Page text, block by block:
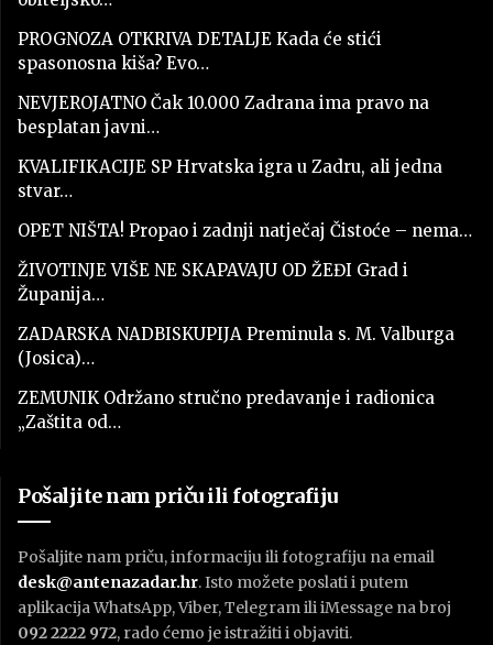
PROGNOZA OTKRIVA DETALJE Kada će stići
spasonosna kiša? Evo…
NEVJEROJATNO Čak 10.000 Zadrana ima pravo na
besplatan javni…
KVALIFIKACIJE SP Hrvatska igra u Zadru, ali jedna
stvar…
OPET NIŠTA! Propao i zadnji natječaj Čistoće – nema…
ŽIVOTINJE VIŠE NE SKAPAVAJU OD ŽEĐI Grad i
Županija…
ZADARSKA NADBISKUPIJA Preminula s. M. Valburga
(Josica)…
ZEMUNIK Održano stručno predavanje i radionica
„Zaštita od…
Pošaljite nam priču ili fotografiju
Pošaljite nam priču, informaciju ili fotografiju na email
desk@antenazadar.hr. Isto možete poslati i putem
aplikacija WhatsApp, Viber, Telegram ili iMessage na broj
092 2222 972, rado ćemo je istražiti i objaviti.